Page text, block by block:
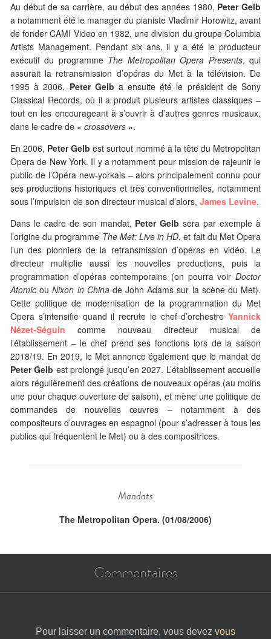
Au début de sa carrière, au début des années 1980, Peter Gelb
a notamment été le manager du pianiste Vladimir Horowitz, avant
de fonder CAMI Video en 1982, une division du groupe Columbia
Artists Management. Pendant six ans, il y a été le producteur
exécutif du programme The Metropolitan Opera Presents, qui
assurait la retransmission d’opéras du Met à la télévision. De
1995 à 2006, Peter Gelb a ensuite été le président de Sony
Classical Records, où il a produit plusieurs artistes classiques –
tout en les encourageant à s’ouvrir à d’autres genres musicaux,
dans le cadre de « crossovers ».
En 2006, Peter Gelb est surtout nommé à la tête du Metropolitan
Opera de New York. Il y a notamment pour mission de rajeunir le
public de l’Opéra new-yorkais – alors principalement connu pour
ses productions historiques et très conventionnelles, notamment
sous l’impulsion de son directeur musical d’alors, James Levine.
Dans le cadre de son mandat, Peter Gelb sera par exemple à
l’origine du programme The Met: Live in HD, et fait du Met Opera
l’un des pionniers de la retransmission d’opéras en vidéo. Le
directeur multiplie aussi les nouvelles productions, puis la
programmation d’opéras contemporains (on pourra voir Doctor
Atomic ouNixon in China de John Adams sur la scène du Met).
Cette politique de modernisation de la programmation du Met
Opera s’intensifie quand il recrute le chef d’orchestre Yannick
Nézet-Séguin comme nouveau directeur musical de
l’établissement – le chef prend ses fonctions lors de la saison
2018/19. En 2019, le Met annonce également que le mandat de
Peter Gelb est prolongé jusqu’en 2027. L’établissement accueille
alors régulièrement des créations de nouveaux opéras (au moins
une pour chaque ouverture de saison), et mène une politique de
commandes de nouvelles œuvres – notamment à des
compositeurs d’ouvrages en espagnol (pour s’adresser à tous les
publics qui fréquentent le Met) ou à des compositrices.
Mandats
The Metropolitan Opera. (01/08/2006)
Commentaires
Pour laisser un commentaire, vous devez vous